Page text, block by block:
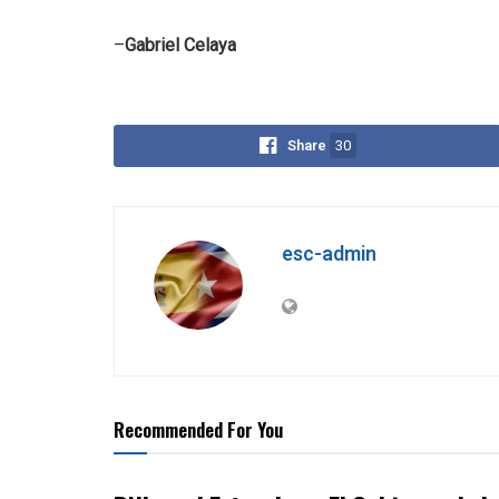
–Gabriel Celaya
Share 30
esc-admin
Recommended For You